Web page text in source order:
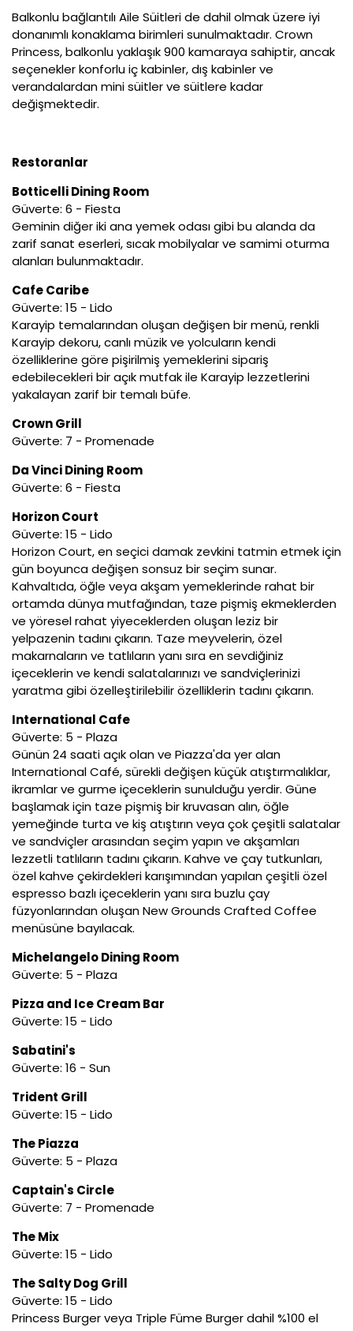
Balkonlu bağlantılı Aile Süitleri de dahil olmak üzere iyi
donanımlı konaklama birimleri sunulmaktadır. Crown
Princess, balkonlu yaklaşık 900 kamaraya sahiptir, ancak
seçenekler konforlu iç kabinler, dış kabinler ve
verandalardan mini süitler ve süitlere kadar
değişmektedir.
Restoranlar
Botticelli Dining Room
Güverte: 6 - Fiesta
Geminin diğer iki ana yemek odası gibi bu alanda da
zarif sanat eserleri, sıcak mobilyalar ve samimi oturma
alanları bulunmaktadır.
Cafe Caribe
Güverte: 15 - Lido
Karayip temalarından oluşan değişen bir menü, renkli
Karayip dekoru, canlı müzik ve yolcuların kendi
özelliklerine göre pişirilmiş yemeklerini sipariş
edebilecekleri bir açık mutfak ile Karayip lezzetlerini
yakalayan zarif bir temalı büfe.
Crown Grill
Güverte: 7 - Promenade
Da Vinci Dining Room
Güverte: 6 - Fiesta
Horizon Court
Güverte: 15 - Lido
Horizon Court, en seçici damak zevkini tatmin etmek için
gün boyunca değişen sonsuz bir seçim sunar.
Kahvaltıda, öğle veya akşam yemeklerinde rahat bir
ortamda dünya mutfağından, taze pişmiş ekmeklerden
ve yöresel rahat yiyeceklerden oluşan leziz bir
yelpazenin tadını çıkarın. Taze meyvelerin, özel
makarnaların ve tatlıların yanı sıra en sevdiğiniz
içeceklerin ve kendi salatalarınızı ve sandviçlerinizi
yaratma gibi özelleştirilebilir özelliklerin tadını çıkarın.
International Cafe
Güverte: 5 - Plaza
Günün 24 saati açık olan ve Piazza'da yer alan
International Café, sürekli değişen küçük atıştırmalıklar,
ikramlar ve gurme içeceklerin sunulduğu yerdir. Güne
başlamak için taze pişmiş bir kruvasan alın, öğle
yemeğinde turta ve kiş atıştırın veya çok çeşitli salatalar
ve sandviçler arasından seçim yapın ve akşamları
lezzetli tatlıların tadını çıkarın. Kahve ve çay tutkunları,
özel kahve çekirdekleri karışımından yapılan çeşitli özel
espresso bazlı içeceklerin yanı sıra buzlu çay
füzyonlarından oluşan New Grounds Crafted Coffee
menüsüne bayılacak.
Michelangelo Dining Room
Güverte: 5 - Plaza
Pizza and Ice Cream Bar
Güverte: 15 - Lido
Sabatini's
Güverte: 16 - Sun
Trident Grill
Güverte: 15 - Lido
The Piazza
Güverte: 5 - Plaza
Captain's Circle
Güverte: 7 - Promenade
The Mix
Güverte: 15 - Lido
The Salty Dog Grill
Güverte: 15 - Lido
Princess Burger veya Triple Füme Burger dahil %100 el